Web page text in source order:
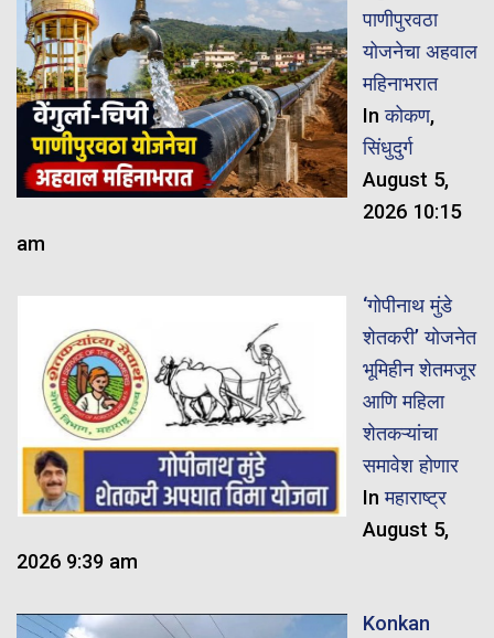
पाणीपुरवठा
योजनेचा अहवाल
महिनाभरात
Inकोकण,
सिंधुदुर्ग
August 5,
2026 10:15
am
‘गोपीनाथ मुंडे
शेतकरी’ योजनेत
भूमिहीन शेतमजूर
आणि महिला
शेतकऱ्यांचा
समावेश होणार
Inमहाराष्ट्र
August 5,
2026 9:39 am
Konkan